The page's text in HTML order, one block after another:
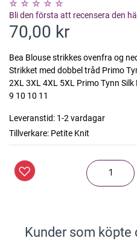
Bli den första att recensera den
70,00 kr
Bea Blouse strikkes ovenfra og
Strikket med dobbel tråd Primo
2XL 3XL 4XL 5XL Primo Tynn
9 10 10 11
Leveranstid: 1-2 vardagar
Tillverkare: Petite Knit
Kunder som